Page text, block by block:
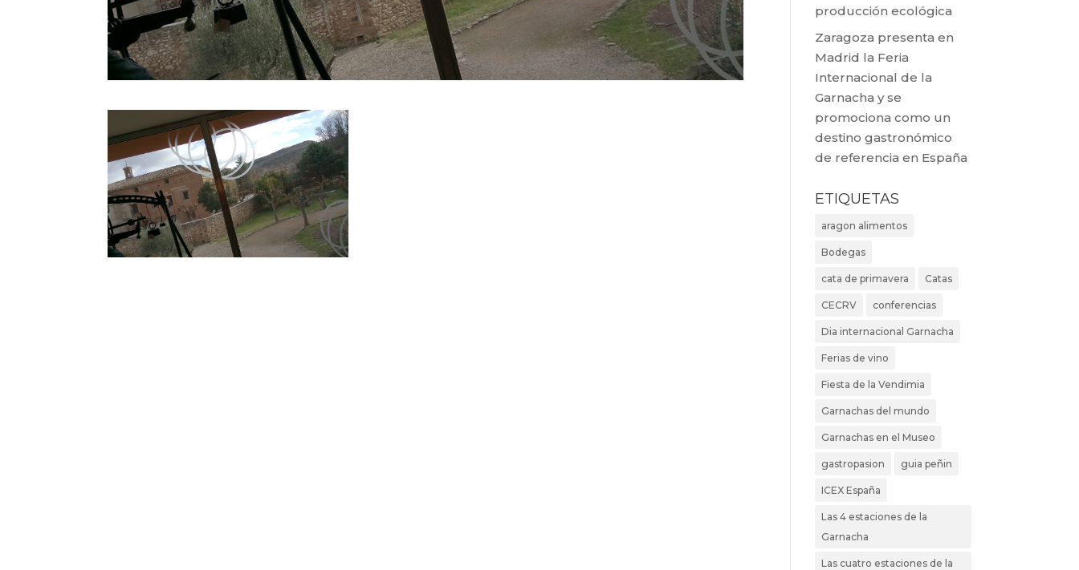
producción ecológica
Zaragoza presenta en
Madrid la Feria
Internacional de la
Garnacha y se
promociona como un
destino gastronómico
de referencia en España
ETIQUETAS
aragon alimentos
Bodegas
cata de primavera Catas
CECRV conferencias
Dia internacional Garnacha
Ferias de vino
Fiesta de la Vendimia
Garnachas del mundo
Garnachas en el Museo
gastropasion guia peñin
ICEX España
Las 4 estaciones de la
Garnacha
Las cuatro estaciones de la